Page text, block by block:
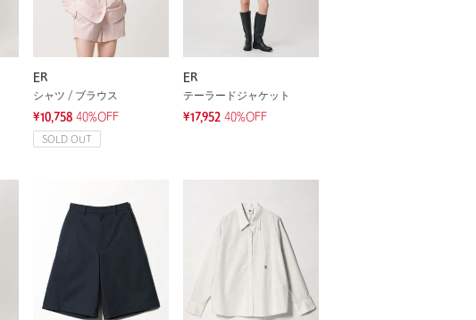
ER
シャツ / ブラウス
¥10,758 40%OFF
SOLD OUT
ER
テーラードジャケット
¥17,952 40%OFF